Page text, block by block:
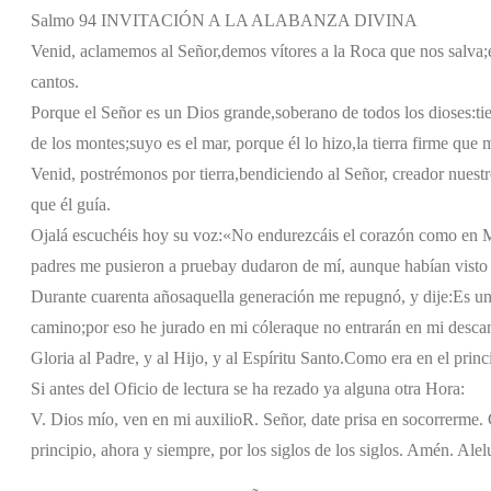
Salmo 94 INVITACIÓN A LA ALABANZA DIVINA
Venid, aclamemos al Señor,demos vítores a la Roca que nos salva;
cantos.
Porque el Señor es un Dios grande,soberano de todos los dioses:
de los montes;suyo es el mar, porque él lo hizo,la tierra firme que
Venid, postrémonos por tierra,bendiciendo al Señor, creador
que él guía.
Ojalá escuchéis hoy su voz:«No endurezcáis el corazón como en
padres me pusieron a pruebay dudaron de mí, aunque habían visto
Durante cuarenta añosaquella generación me repugnó, y dije:Es
camino;por eso he jurado en mi cóleraque no entrarán en mi
Gloria al Padre, y al Hijo, y al Espíritu Santo.Como era en el
Si antes del Oficio de lectura se ha rezado ya alguna otra Hora:
V. Dios mío, ven en mi auxilioR. Señor, date prisa en
principio, ahora y siempre, por los siglos de los siglos. Amén.